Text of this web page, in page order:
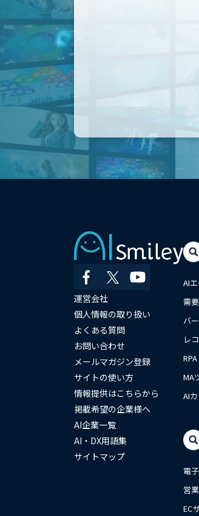
運営会社
個人情報の取り扱い
よくある質問
お問い合わせ
メールマガジン登録
サイトの使い方
情報提供はこちらから
掲載希望の企業様へ
AI企業一覧
AI・DX用語集
サイトマップ
AI
需
バ
レ
RPA
MA
AI
電
営
EC